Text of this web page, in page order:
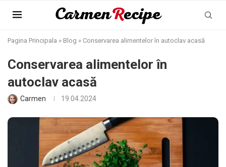
Pagina Principala » Blog » Conservarea alimentelor în autoclav acasă
Conservarea alimentelor în
autoclav acasă
Carmen 19.04.2024